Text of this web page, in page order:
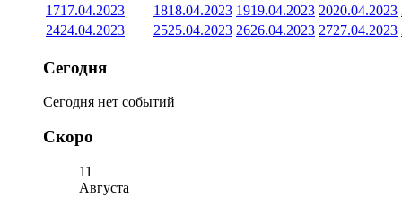
1717.04.2023 1818.04.2023 1919.04.2023 2020.04.2023
2424.04.2023 2525.04.2023 2626.04.2023 2727.04.2023
Сегодня
Сегодня нет событий
Скоро
11
Августа